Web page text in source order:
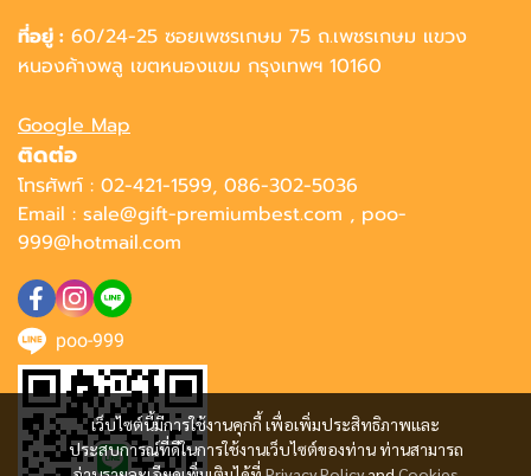
เว็บไซต์นี้มีการใช้งานคุกกี้ เพื่อเพิ่มประสิทธิภาพและ
ประสบการณ์ที่ดีในการใช้งานเว็บไซต์ของท่าน ท่านสามารถ
ที่อยู่ : 60/24-25 ซอยเพชรเกษม 75 ถ.เพชรเกษม แขวง
หนองค้างพลู เขตหนองแขม กรุงเทพฯ 10160
Google Map
ติดต่อ
โทรศัพท์ : 02-421-1599, 086-302-5036
Email : sale@gift-premiumbest.com , poo-
999@hotmail.com
poo-999